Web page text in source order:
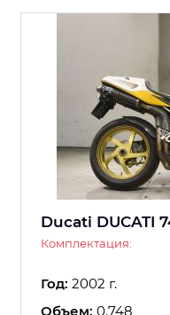
Ducati DUCATI
Комплектация:
Год: 2002 г.
Объем: 0.748